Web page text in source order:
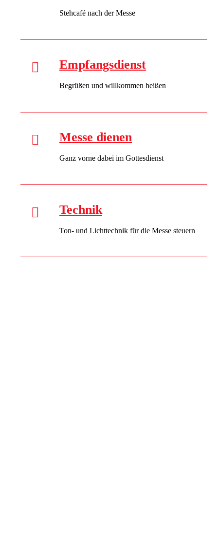
Stehcafé nach der Messe
Empfangsdienst
Begrüßen und willkommen heißen
Messe dienen
Ganz vorne dabei im Gottesdienst
Technik
Ton- und Lichttechnik für die Messe steuern